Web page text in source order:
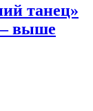
танец»
— выше